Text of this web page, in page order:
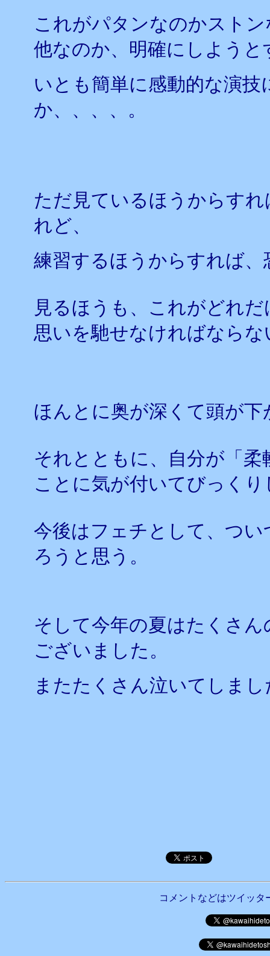
これがパタンなのかスト
他なのか、明確にしようと
いとも簡単に感動的な演
か、、、、。
ただ見ているほうからす
れど、
練習するほうからすれば
見るほうも、これがどれ
思いを馳せなければならな
ほんとに奥が深くて頭が
それとともに、自分が「
ことに気が付いてびっくり
今後はフェチとして、つ
ろうと思う。
そして今年の夏はたくさ
ございました。
またたくさん泣いてしまし
コメントなどはツイッタ